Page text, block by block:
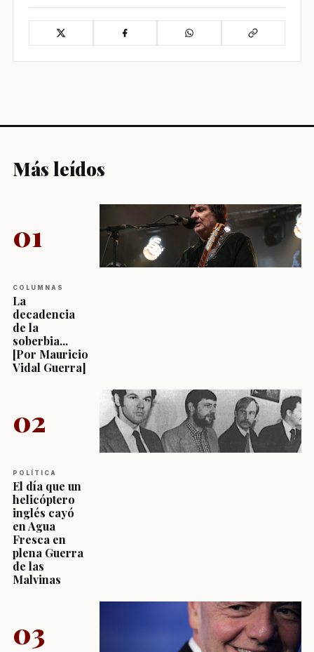
Más leídos
01
COLUMNAS
La
decadencia
de la
soberbia...
[Por Mauricio
Vidal Guerra]
02
POLÍTICA
El día que un
helicóptero
inglés cayó
en Agua
Fresca en
plena Guerra
de las
Malvinas
03